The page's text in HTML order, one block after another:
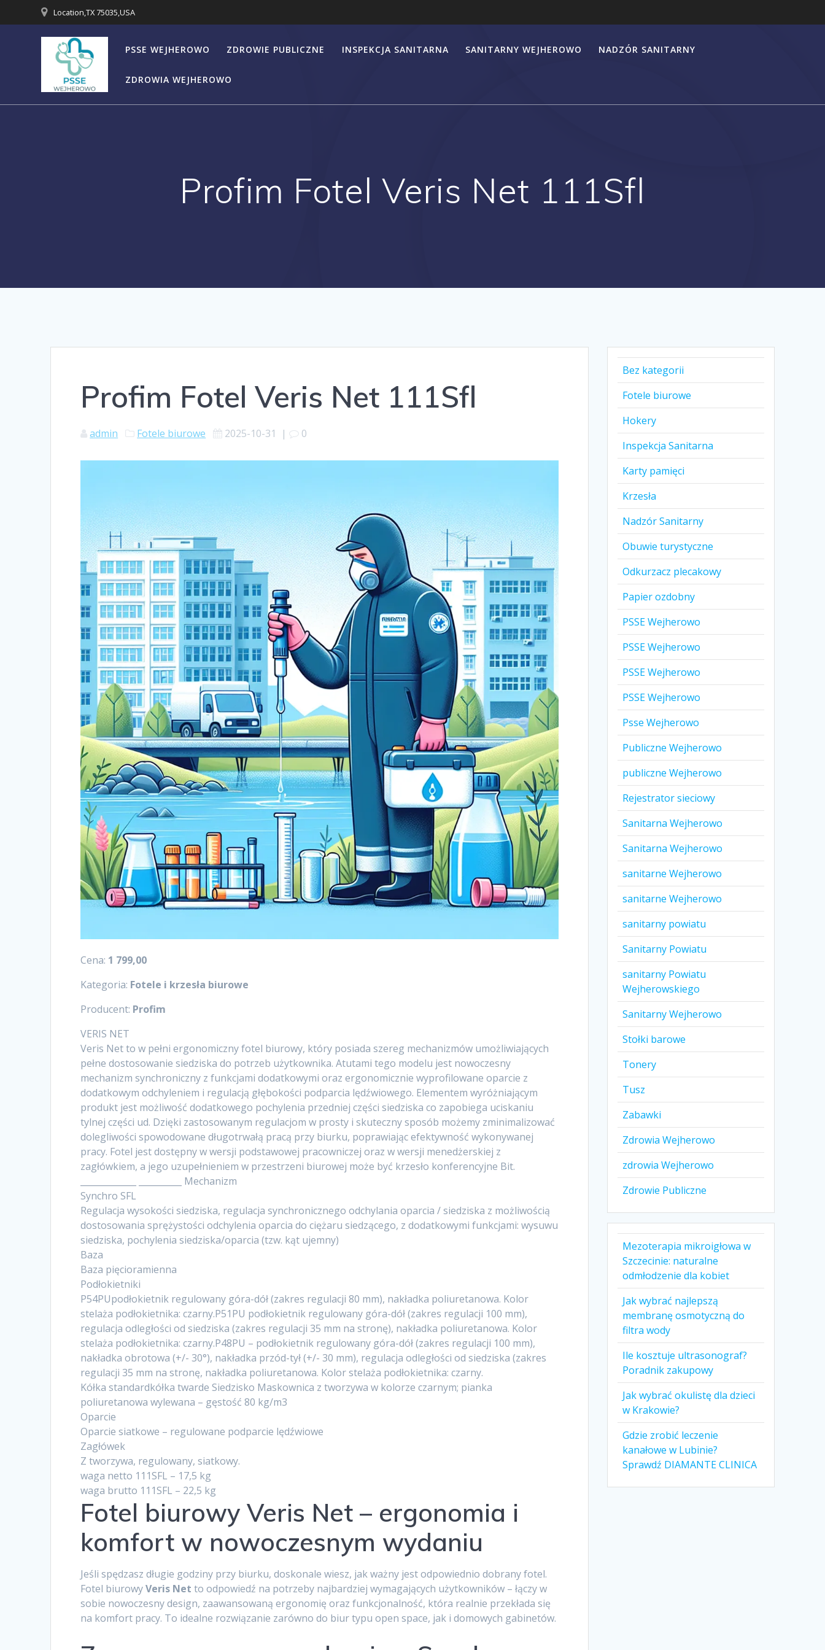
do
Location,TX 75035,USA
PSSE WEJHEROWO ZDROWIE PUBLICZNE INSPEKCJA SANITARNA SANITARNY WEJHEROWO NADZÓR SANITARNY
ZDROWIA WEJHEROWO
Profim Fotel Veris Net 111Sfl
Profim Fotel Veris Net 111Sfl
admin Fotele biurowe 2025-10-31 | 0
Cena: 1 799,00
Kategoria: Fotele i krzesła biurowe
Producent: Profim
VERIS NET
Veris Net to w pełni ergonomiczny fotel biurowy, który posiada szereg mechanizmów umożliwiających
pełne dostosowanie siedziska do potrzeb użytkownika. Atutami tego modelu jest nowoczesny
mechanizm synchroniczny z funkcjami dodatkowymi oraz ergonomicznie wyprofilowane oparcie z
dodatkowym odchyleniem i regulacją głębokości podparcia lędźwiowego. Elementem wyróżniającym
produkt jest możliwość dodatkowego pochylenia przedniej części siedziska co zapobiega uciskaniu
tylnej części ud. Dzięki zastosowanym regulacjom w prosty i skuteczny sposób możemy zminimalizować
dolegliwości spowodowane długotrwałą pracą przy biurku, poprawiając efektywność wykonywanej
pracy. Fotel jest dostępny w wersji podstawowej pracowniczej oraz w wersji menedżerskiej z
zagłówkiem, a jego uzupełnieniem w przestrzeni biurowej może być krzesło konferencyjne Bit.
_____________ __________ Mechanizm
Synchro SFL
Regulacja wysokości siedziska, regulacja synchronicznego odchylania oparcia / siedziska z możliwością
dostosowania sprężystości odchylenia oparcia do ciężaru siedzącego, z dodatkowymi funkcjami: wysuwu
siedziska, pochylenia siedziska/oparcia (tzw. kąt ujemny)
Baza
Baza pięcioramienna
Podłokietniki
P54PUpodłokietnik regulowany góra-dół (zakres regulacji 80 mm), nakładka poliuretanowa. Kolor
stelaża podłokietnika: czarny.P51PU podłokietnik regulowany góra-dół (zakres regulacji 100 mm),
regulacja odległości od siedziska (zakres regulacji 35 mm na stronę), nakładka poliuretanowa. Kolor
stelaża podłokietnika: czarny.P48PU – podłokietnik regulowany góra-dół (zakres regulacji 100 mm),
nakładka obrotowa (+/- 30°), nakładka przód-tył (+/- 30 mm), regulacja odległości od siedziska (zakres
regulacji 35 mm na stronę, nakładka poliuretanowa. Kolor stelaża podłokietnika: czarny.
Kółka standardkółka twarde Siedzisko Maskownica z tworzywa w kolorze czarnym; pianka
poliuretanowa wylewana – gęstość 80 kg/m3
Oparcie
Oparcie siatkowe – regulowane podparcie lędźwiowe
Zagłówek
Z tworzywa, regulowany, siatkowy.
waga netto 111SFL – 17,5 kg
waga brutto 111SFL – 22,5 kg
Fotel biurowy Veris Net – ergonomia i
komfort w nowoczesnym wydaniu
Jeśli spędzasz długie godziny przy biurku, doskonale wiesz, jak ważny jest odpowiednio dobrany fotel.
Fotel biurowyVeris Net to odpowiedź na potrzeby najbardziej wymagających użytkowników – łączy w
sobie nowoczesny design, zaawansowaną ergonomię oraz funkcjonalność, która realnie przekłada się
na komfort pracy. To idealne rozwiązanie zarówno do biur typu open space, jak i domowych gabinetów.
Bez kategorii
Fotele biurowe
Hokery
Inspekcja Sanitarna
Karty pamięci
Krzesła
Nadzór Sanitarny
Obuwie turystyczne
Odkurzacz plecakowy
Papier ozdobny
PSSE Wejherowo
PSSE Wejherowo
PSSE Wejherowo
PSSE Wejherowo
Psse Wejherowo
Publiczne Wejherowo
publiczne Wejherowo
Rejestrator sieciowy
Sanitarna Wejherowo
Sanitarna Wejherowo
sanitarne Wejherowo
sanitarne Wejherowo
sanitarny powiatu
Sanitarny Powiatu
sanitarny Powiatu
Wejherowskiego
Sanitarny Wejherowo
Stołki barowe
Tonery
Tusz
Zabawki
Zdrowia Wejherowo
zdrowia Wejherowo
Zdrowie Publiczne
Mezoterapia mikroigłowa w
Szczecinie: naturalne
odmłodzenie dla kobiet
Jak wybrać najlepszą
membranę osmotyczną do
filtra wody
Ile kosztuje ultrasonograf?
Poradnik zakupowy
Jak wybrać okulistę dla dzieci
w Krakowie?
Gdzie zrobić leczenie
kanałowe w Lubinie?
Sprawdź DIAMANTE CLINICA